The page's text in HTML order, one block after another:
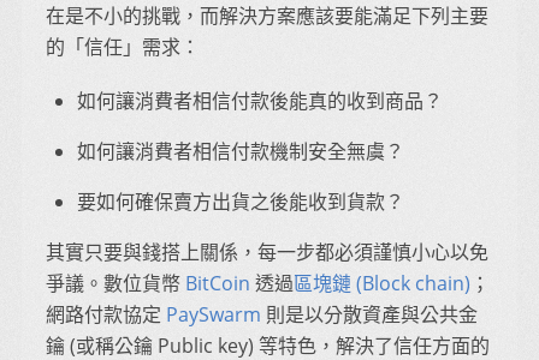
在是不小的挑戰，而解決方案應該要能滿足下列主要
的「信任」需求：
如何讓消費者相信付款後能真的收到商品？
如何讓消費者相信付款機制安全無虞？
要如何確保賣方出貨之後能收到貨款？
其實只要與錢搭上關係，每一步都必須謹慎小心以免
爭議。數位貨幣 BitCoin 透過區塊鏈 (Block chain) ；
網路付款協定 PaySwarm 則是以分散資產與公共金
鑰 (或稱公鑰 Public key) 等特色，解決了信任方面的